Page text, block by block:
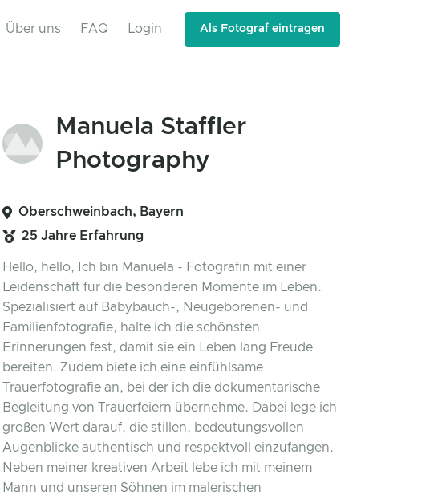
Über uns FAQ Login Als Fotograf eintragen
Manuela Staffler
Photography
Oberschweinbach, Bayern
25 Jahre Erfahrung
Hello, hello, Ich bin Manuela - Fotografin mit einer
Leidenschaft für die besonderen Momente im Leben.
Spezialisiert auf Babybauch-, Neugeborenen- und
Familienfotografie, halte ich die schönsten
Erinnerungen fest, damit sie ein Leben lang Freude
bereiten. Zudem biete ich eine einfühlsame
Trauerfotografie an, bei der ich die dokumentarische
Begleitung von Trauerfeiern übernehme. Dabei lege ich
großen Wert darauf, die stillen, bedeutungsvollen
Augenblicke authentisch und respektvoll einzufangen.
Neben meiner kreativen Arbeit lebe ich mit meinem
Mann und unseren Söhnen im malerischen